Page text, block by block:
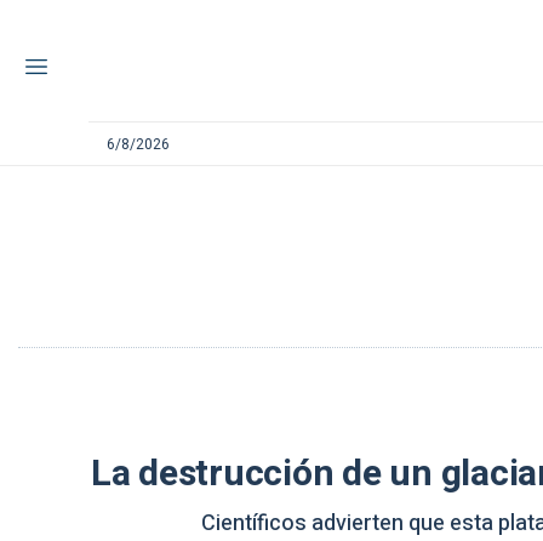
6/8/2026
La destrucción de un
Científicos advierten que esta